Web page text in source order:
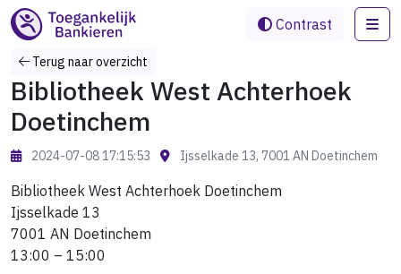
Contrast
Terug naar overzicht
Bibliotheek West Achterhoek
Doetinchem
2024-07-08 17:15:53 Ijsselkade 13, 7001 AN Doetinchem
Bibliotheek West Achterhoek Doetinchem
Ijsselkade 13
7001 AN Doetinchem
13:00 – 15:00